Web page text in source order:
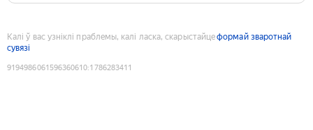
Калі ў вас узніклі праблемы, калі ласка, скарыстайцеформай зваротнай
сувязі
9194986061596360610:1786283411